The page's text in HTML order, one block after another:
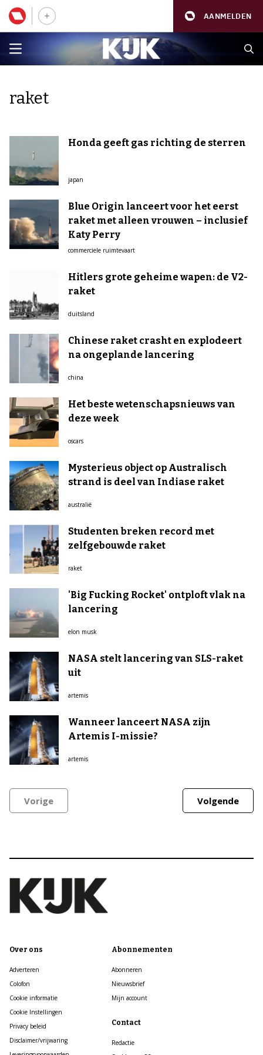
AANMELDEN
raket
Honda geeft gas richting de sterren
japan
Blue Origin lanceert voor het eerst
raket met alleen vrouwen – inclusief
Katy Perry
commerciele ruimtevaart
Hitlers grote geheime wapen: de V2-
raket
duitsland
Chinese raket crasht en explodeert
na ongeplande lancering
china
Het beste wetenschapsnieuws van
deze week
oscars
Mysterieus object op Australisch
strand is deel van Indiase raket
australië
Studenten breken record met
zelfgebouwde raket
raket
'Big Fucking Rocket' ontploft vlak na
lancering
elon musk
NASA stelt lancering van SLS-raket
uit
artemis
Wanneer lanceert NASA zijn
Artemis I-missie?
artemis
Vorige Volgende
Over ons
Adverteren
Colofon
Cookie informatie
Cookie Instellingen
Privacy beleid
Disclaimer/vrijwaring
Abonnementen
Abonneren
Nieuwsbrief
Mijn account
Contact
Redactie